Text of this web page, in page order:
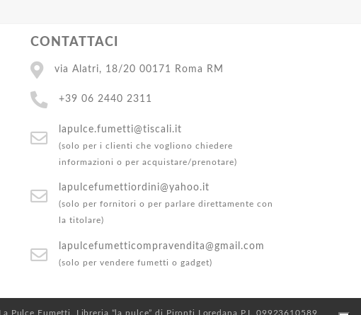
CONTATTACI
via Alatri, 18/20 00171 Roma RM
+39 06 2440 2311
lapulce.fumetti@tiscali.it
(solo per i clienti che vogliono chiedere
informazioni o per acquistare/prenotare)
lapulcefumettiordini@yahoo.it
(solo per fornitori o per parlare direttamente con
la titolare)
lapulcefumetticompravendita@gmail.com
(solo per vendere fumetti o gadget)
Fumetti. Libreria “la pulce” di Pironti Loredana P.I. 09923610589